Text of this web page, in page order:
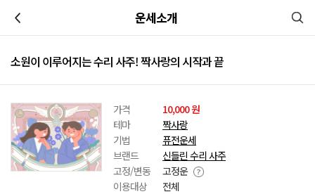
운세소개
소원이 이루어지는 수리 사주! 짝사랑의 시작과 끝
가격
10,000 원
테마
짝사랑
기법
퓨전운세
브랜드
신들린 수리 사주
고정/변동
고정운
이용대상
전체